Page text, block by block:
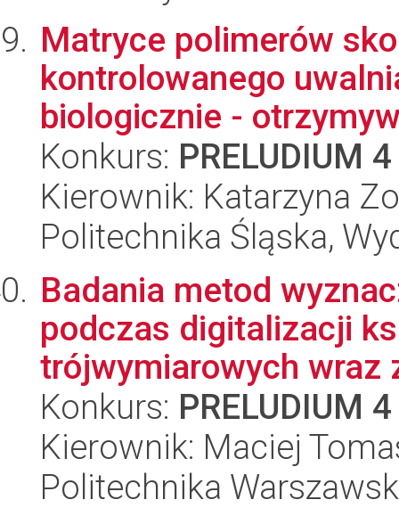
Matryce polimerów
kontrolowanego
biologicznie -
Konkurs: PRELUDIUM 4
Kierownik: Katarzyna
Politechnika Śląska,
Badania metod
podczas digitalizacji
trójwymiarowych wraz
Konkurs: PRELUDIUM 4
Kierownik: Maciej
Politechnika